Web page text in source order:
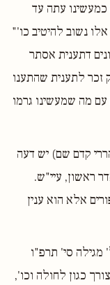
כמעשינו עתה עד
נשוב להיטיב כו'"
דתענית אסתר
זכר לתענית שהתענו
מה שמעשינו גרמו
קדם שם) יש דעה
ראשון, עיי"ש.
אלא הוא ענין
סי' תרפ"ו
כגון לחולה וכו',